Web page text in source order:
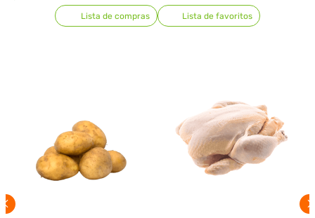
Lista de compras Lista de favoritos